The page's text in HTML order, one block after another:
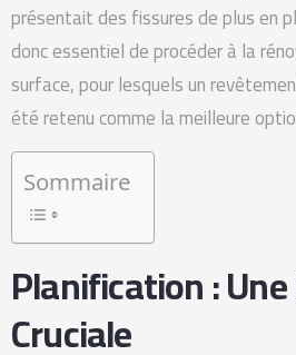
présentait des fissures de plus en
donc essentiel de procéder à la
surface, pour lesquels un
été retenu comme la meilleure
Sommaire
Planification :
Cruciale